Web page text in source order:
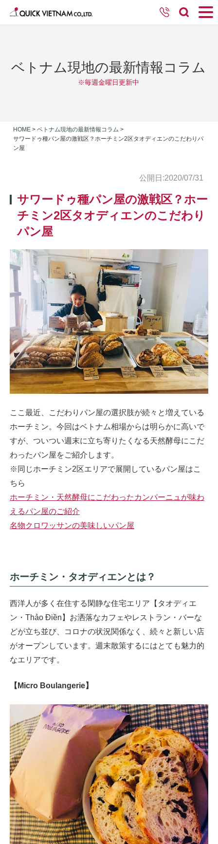
ベトナム現地の最新情報コラム
※毎週金曜日更新中
HOME > ベトナム現地の最新情報コラム >
サワードゥ種パン屋の激戦区？ホーチミン2区タオディエンのこだわりパ
ン屋
公開日:2020/07/31
サワードゥ種パン屋の激戦区？ホー
チミン2区タオディエンのこだわり
パン屋
ここ最近、こだわりパン屋の選択肢が続々と増えている
ホーチミン。今回はベトナム相場からは明らかに高いで
すが、ついつい週末に立ち寄りたくなる天然酵母にこだ
わったパン屋をご紹介します。
※同じホーチミン2区エリアで展開しているパン屋はこ
ちら
ホーチミン・天然酵母にこだわったカンパーニュが味わ
えるパン屋のご紹介
名物クロワッサンの美味しいパン屋
ホーチミン・タオディエンとは？
西洋人が多く在住する閑静な住宅エリア【タオディエ
ン・Thảo Điền】お洒落なカフェやレストラン・バーな
どが立ち並び、コロナの状況関係なく、続々と新しい店
がオープンしています。週末散策するにはとても魅力的
なエリアです。
【Micro Boulangerie】